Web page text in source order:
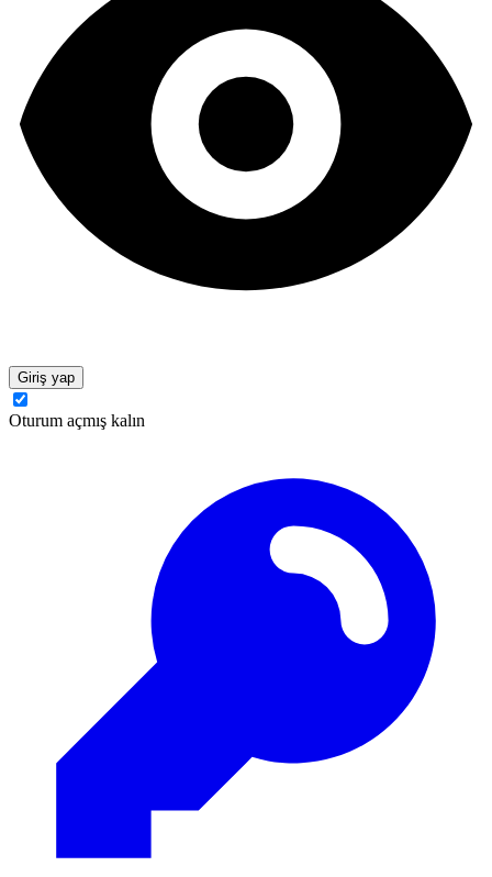
Giriş yap
Oturum açmış kalın